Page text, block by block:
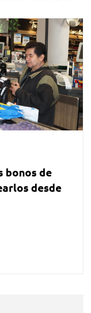
bonos de
desde